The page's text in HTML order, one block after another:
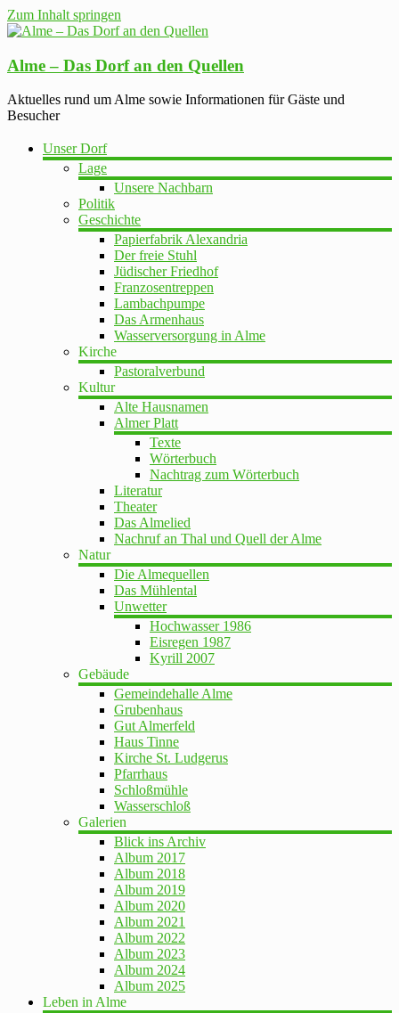
Zum Inhalt springen
Alme – Das Dorf an den Quellen
Aktuelles rund um Alme sowie Informationen für Gäste und
Besucher
Unser Dorf
Lage
Unsere Nachbarn
Politik
Geschichte
Papierfabrik Alexandria
Der freie Stuhl
Jüdischer Friedhof
Franzosentreppen
Lambachpumpe
Das Armenhaus
Wasserversorgung in Alme
Kirche
Pastoralverbund
Kultur
Alte Hausnamen
Almer Platt
Texte
Wörterbuch
Nachtrag zum Wörterbuch
Literatur
Theater
Das Almelied
Nachruf an Thal und Quell der Alme
Natur
Die Almequellen
Das Mühlental
Unwetter
Hochwasser 1986
Eisregen 1987
Kyrill 2007
Gebäude
Gemeindehalle Alme
Grubenhaus
Gut Almerfeld
Haus Tinne
Kirche St. Ludgerus
Pfarrhaus
Schloßmühle
Wasserschloß
Galerien
Blick ins Archiv
Album 2017
Album 2018
Album 2019
Album 2020
Album 2021
Album 2022
Album 2023
Album 2024
Album 2025
Leben in Alme